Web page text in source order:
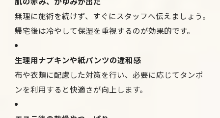
無理に施術を続けず、すぐにスタッフへ伝えましょう。
帰宅後は冷やして保湿を重視するのが効果的です。
生理用ナプキンや紙パンツの違和感
布や衣類に配慮した対策を行い、必要に応じてタンポ
ンを利用すると快適さが向上します。